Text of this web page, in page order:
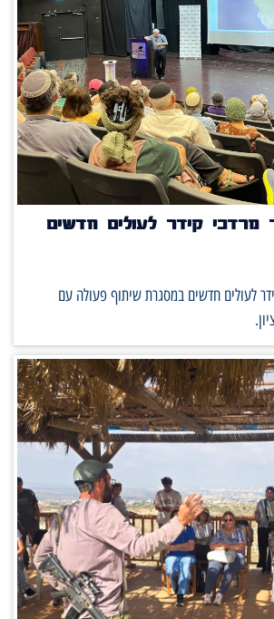
קידר לעולים חדשים
לעולים חדשים במסגרת שיתוף פעולה עם